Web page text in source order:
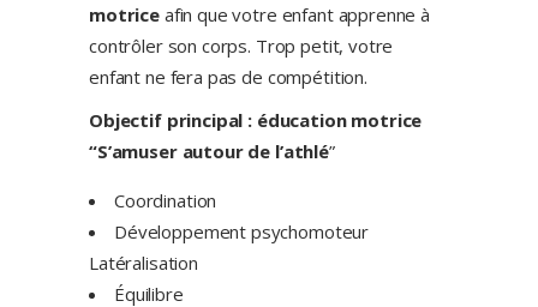
motriceafin que votre enfant apprenne à
contrôler son corps. Trop petit, votre
enfant ne fera pas de compétition.
Objectif principal : éducation motrice
“S’amuser autour de l’athlé”
Coordination
Développement psychomoteur
Latéralisation
Équilibre